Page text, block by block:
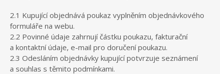
2.1 Kupující objednává poukaz vyplněním objednávkového
formuláře na webu.
2.2 Povinné údaje zahrnují částku poukazu, fakturační
a kontaktní údaje, e-mail pro doručení poukazu.
2.3 Odesláním objednávky kupující potvrzuje seznámení
a souhlas s těmito podmínkami.